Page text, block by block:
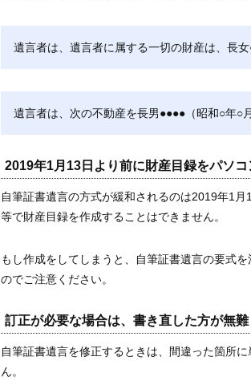
遺言者は、遺言者に属する一切の財産は、長
遺言者は、次の不動産を長男●●●●（昭和○年○
2019年1月13日より前に財産目録をパソ
自筆証書遺言の方式が緩和されるのは2019年1
等で財産目録を作成することはできません。
もし作成をしてしまうと、自筆証書遺言の要式
のでご注意ください。
訂正が必要な場合は、書き直した方が無難
自筆証書遺言を修正するときは、間違った箇所
ん。